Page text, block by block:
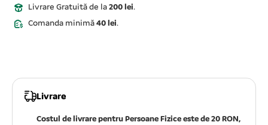
Livrare Gratuită de la 200 lei.
Comanda minimă 40 lei.
Livrare
Costul de livrare pentru Persoane Fizice este de 20 RON,